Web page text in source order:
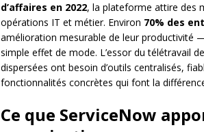
d’affaires en 2022, la plateforme attire des
opérations IT et métier. Environ 70% des
amélioration mesurable de leur productivité
simple effet de mode. L’essor du télétravail
dispersées ont besoin d’outils centralisés,
fonctionnalités concrètes qui font la
Ce que ServiceNow